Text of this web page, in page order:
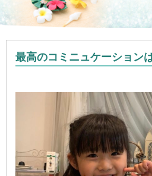
最高のコミニュケーション